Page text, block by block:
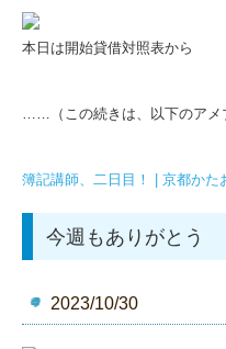
契約プランについて
やさしい会計・税務・マ
所得税の改正
本日は開始貸借対照表から
……（この続きは、以下のアメ
簿記講師、二日目！ | 京都かた
今週もありがとう
2023/10/30